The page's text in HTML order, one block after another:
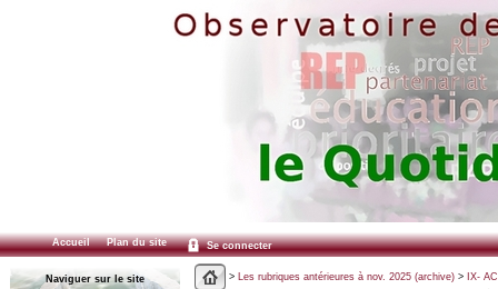
Accueil Plan du site Se connecter
Naviguer sur le site > Les rubriques antérieures à nov. 2025 (archive)> IX-